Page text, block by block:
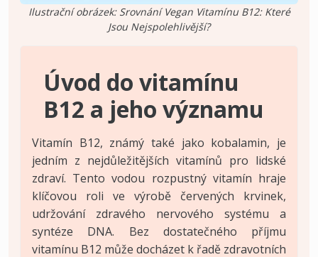
Ilustrační obrázek: Srovnání Vegan Vitamínu B12: Které
Jsou Nejspolehlivější?
Úvod do vitamínu
B12 a jeho významu
Vitamín B12, známý také jako kobalamin, je
jedním z nejdůležitějších vitamínů pro lidské
zdraví. Tento vodou rozpustný vitamín hraje
klíčovou roli ve výrobě červených krvinek,
udržování zdravého nervového systému a
syntéze DNA. Bez dostatečného příjmu
vitamínu B12 může docházet k řadě zdravotních